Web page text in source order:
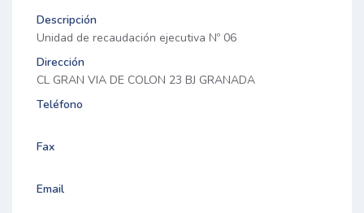
Descripción
Unidad de recaudación ejecutiva Nº 06
Dirección
CL GRAN VIA DE COLON 23 BJ GRANADA
Teléfono
Fax
Email